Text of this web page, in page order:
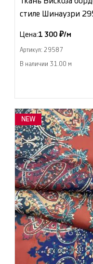
стиле Шинаузри
Цена:1 300 ₽/м
Артикул: 29587
В наличии 31.00 м
NEW